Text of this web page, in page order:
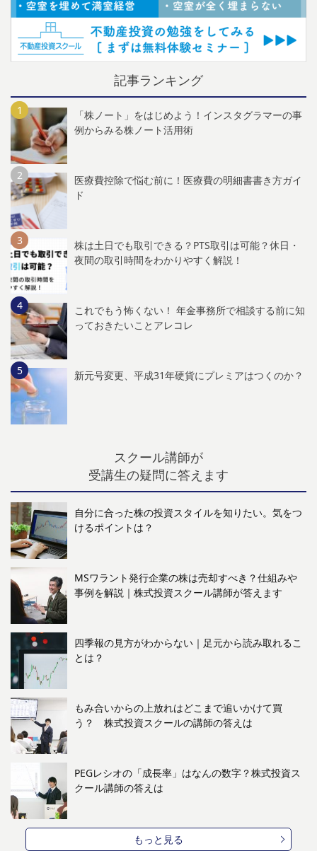
記事ランキング
「株ノート」をはじめよう！インスタグラマーの事
例からみる株ノート活用術
医療費控除で悩む前に！医療費の明細書書き方ガイ
ド
株は土日でも取引できる？PTS取引は可能？休日・
夜間の取引時間をわかりやすく解説！
これでもう怖くない！ 年金事務所で相談する前に知
っておきたいことアレコレ
新元号変更、平成31年硬貨にプレミアはつくのか？
スクール講師が
受講生の疑問に答えます
自分に合った株の投資スタイルを知りたい。気をつ
けるポイントは？
MSワラント発行企業の株は売却すべき？仕組みや
事例を解説｜株式投資スクール講師が答えます
四季報の見方がわからない｜足元から読み取れるこ
とは？
もみ合いからの上放れはどこまで追いかけて買
う？ 株式投資スクールの講師の答えは
PEGレシオの「成長率」はなんの数字？株式投資ス
クール講師の答えは
もっと見る